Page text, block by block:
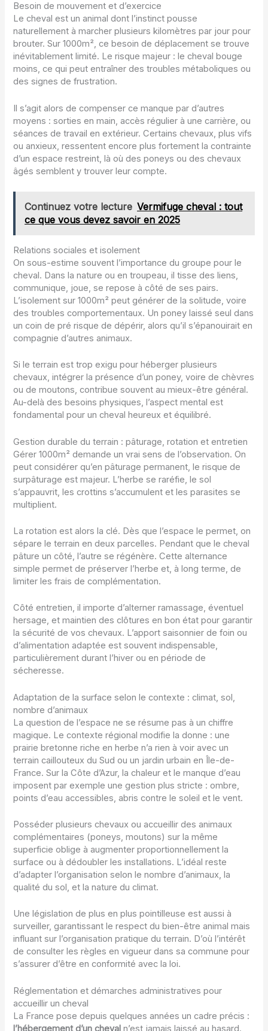
Besoin de mouvement et d’exercice
Le cheval est un animal dont l’instinct pousse
naturellement à marcher plusieurs kilomètres par jour pour
brouter. Sur 1000m², ce besoin de déplacement se trouve
inévitablement limité. Le risque majeur : le cheval bouge
moins, ce qui peut entraîner des troubles métaboliques ou
des signes de frustration.
Il s’agit alors de compenser ce manque par d’autres
moyens : sorties en main, accès régulier à une carrière, ou
séances de travail en extérieur. Certains chevaux, plus vifs
ou anxieux, ressentent encore plus fortement la contrainte
d’un espace restreint, là où des poneys ou des chevaux
âgés semblent y trouver leur compte.
Continuez votre lecture Vermifuge cheval : tout
ce que vous devez savoir en 2025
Relations sociales et isolement
On sous-estime souvent l’importance du groupe pour le
cheval. Dans la nature ou en troupeau, il tisse des liens,
communique, joue, se repose à côté de ses pairs.
L’isolement sur 1000m² peut générer de la solitude, voire
des troubles comportementaux. Un poney laissé seul dans
un coin de pré risque de dépérir, alors qu’il s’épanouirait en
compagnie d’autres animaux.
Si le terrain est trop exigu pour héberger plusieurs
chevaux, intégrer la présence d’un poney, voire de chèvres
ou de moutons, contribue souvent au mieux-être général.
Au-delà des besoins physiques, l’aspect mental est
fondamental pour un cheval heureux et équilibré.
Gestion durable du terrain : pâturage, rotation et entretien
Gérer 1000m² demande un vrai sens de l’observation. On
peut considérer qu’en pâturage permanent, le risque de
surpâturage est majeur. L’herbe se raréfie, le sol
s’appauvrit, les crottins s’accumulent et les parasites se
multiplient.
La rotation est alors la clé. Dès que l’espace le permet, on
sépare le terrain en deux parcelles. Pendant que le cheval
pâture un côté, l’autre se régénère. Cette alternance
simple permet de préserver l’herbe et, à long terme, de
limiter les frais de complémentation.
Côté entretien, il importe d’alterner ramassage, éventuel
hersage, et maintien des clôtures en bon état pour garantir
la sécurité de vos chevaux. L’apport saisonnier de foin ou
d’alimentation adaptée est souvent indispensable,
particulièrement durant l’hiver ou en période de
sécheresse.
Adaptation de la surface selon le contexte : climat, sol,
nombre d’animaux
La question de l’espace ne se résume pas à un chiffre
magique. Le contexte régional modifie la donne : une
prairie bretonne riche en herbe n’a rien à voir avec un
terrain caillouteux du Sud ou un jardin urbain en Île-de-
France. Sur la Côte d’Azur, la chaleur et le manque d’eau
imposent par exemple une gestion plus stricte : ombre,
points d’eau accessibles, abris contre le soleil et le vent.
Posséder plusieurs chevaux ou accueillir des animaux
complémentaires (poneys, moutons) sur la même
superficie oblige à augmenter proportionnellement la
surface ou à dédoubler les installations. L’idéal reste
d’adapter l’organisation selon le nombre d’animaux, la
qualité du sol, et la nature du climat.
Une législation de plus en plus pointilleuse est aussi à
surveiller, garantissant le respect du bien-être animal mais
influant sur l’organisation pratique du terrain. D’où l’intérêt
de consulter les règles en vigueur dans sa commune pour
s’assurer d’être en conformité avec la loi.
Réglementation et démarches administratives pour
accueillir un cheval
La France pose depuis quelques années un cadre précis :
l’hébergement d’un cheval n’est jamais laissé au hasard.